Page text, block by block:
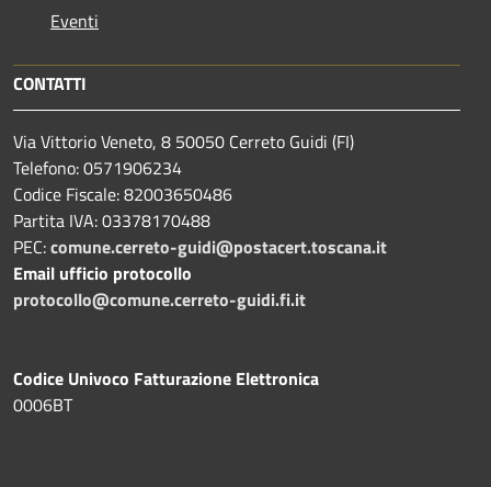
Eventi
CONTATTI
Via Vittorio Veneto, 8 50050 Cerreto Guidi (FI)
Telefono: 0571906234
Codice Fiscale: 82003650486
Partita IVA: 03378170488
PEC:comune.cerreto-guidi@postacert.toscana.it
Email ufficio protocollo
protocollo@comune.cerreto-guidi.fi.it
Codice Univoco Fatturazione Elettronica
0006BT